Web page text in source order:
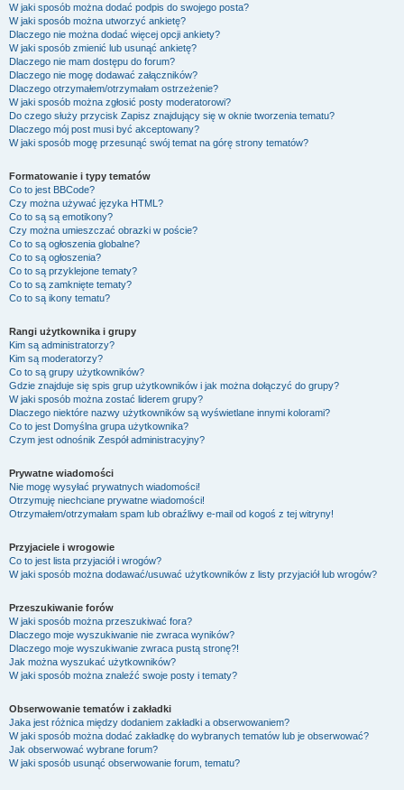
W jaki sposób można dodać podpis do swojego posta?
W jaki sposób można utworzyć ankietę?
Dlaczego nie można dodać więcej opcji ankiety?
W jaki sposób zmienić lub usunąć ankietę?
Dlaczego nie mam dostępu do forum?
Dlaczego nie mogę dodawać załączników?
Dlaczego otrzymałem/otrzymałam ostrzeżenie?
W jaki sposób można zgłosić posty moderatorowi?
Do czego służy przycisk Zapisz znajdujący się w oknie tworzenia tematu?
Dlaczego mój post musi być akceptowany?
W jaki sposób mogę przesunąć swój temat na górę strony tematów?
Formatowanie i typy tematów
Co to jest BBCode?
Czy można używać języka HTML?
Co to są są emotikony?
Czy można umieszczać obrazki w poście?
Co to są ogłoszenia globalne?
Co to są ogłoszenia?
Co to są przyklejone tematy?
Co to są zamknięte tematy?
Co to są ikony tematu?
Rangi użytkownika i grupy
Kim są administratorzy?
Kim są moderatorzy?
Co to są grupy użytkowników?
Gdzie znajduje się spis grup użytkowników i jak można dołączyć do grupy?
W jaki sposób można zostać liderem grupy?
Dlaczego niektóre nazwy użytkowników są wyświetlane innymi kolorami?
Co to jest Domyślna grupa użytkownika?
Czym jest odnośnik Zespół administracyjny?
Prywatne wiadomości
Nie mogę wysyłać prywatnych wiadomości!
Otrzymuję niechciane prywatne wiadomości!
Otrzymałem/otrzymałam spam lub obraźliwy e-mail od kogoś z tej witryny!
Przyjaciele i wrogowie
Co to jest lista przyjaciół i wrogów?
W jaki sposób można dodawać/usuwać użytkowników z listy przyjaciół lub wrogów?
Przeszukiwanie forów
W jaki sposób można przeszukiwać fora?
Dlaczego moje wyszukiwanie nie zwraca wyników?
Dlaczego moje wyszukiwanie zwraca pustą stronę?!
Jak można wyszukać użytkowników?
W jaki sposób można znaleźć swoje posty i tematy?
Obserwowanie tematów i zakładki
Jaka jest różnica między dodaniem zakładki a obserwowaniem?
W jaki sposób można dodać zakładkę do wybranych tematów lub je obserwować?
Jak obserwować wybrane forum?
W jaki sposób usunąć obserwowanie forum, tematu?